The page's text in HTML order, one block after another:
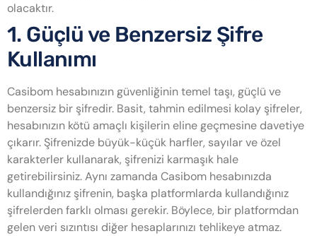
olacaktır.
1. Güçlü ve Benzersiz Şifre
Kullanımı
Casibom hesabınızın güvenliğinin temel taşı, güçlü ve
benzersiz bir şifredir. Basit, tahmin edilmesi kolay şifreler,
hesabınızın kötü amaçlı kişilerin eline geçmesine davetiye
çıkarır. Şifrenizde büyük-küçük harfler, sayılar ve özel
karakterler kullanarak, şifrenizi karmaşık hale
getirebilirsiniz. Aynı zamanda Casibom hesabınızda
kullandığınız şifrenin, başka platformlarda kullandığınız
şifrelerden farklı olması gerekir. Böylece, bir platformdan
gelen veri sızıntısı diğer hesaplarınızı tehlikeye atmaz.